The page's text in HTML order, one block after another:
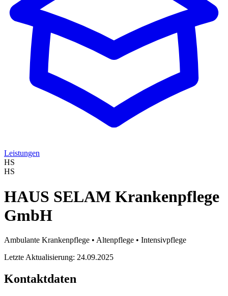
Leistungen
HS
HS
HAUS SELAM Krankenpflege
GmbH
Ambulante Krankenpflege • Altenpflege • Intensivpflege
Letzte Aktualisierung: 24.09.2025
Kontaktdaten